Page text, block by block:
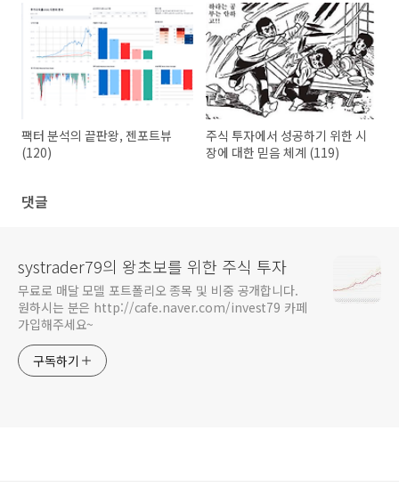
팩터 분석의 끝판왕, 젠포트뷰
(120)
주식 투자에서 성공하기 위한 시
장에 대한 믿음 체계 (119)
댓글
systrader79의 왕초보를 위한 주식 투자
무료로 매달 모델 포트폴리오 종목 및 비중 공개합니다.
원하시는 분은 http://cafe.naver.com/invest79 카페
가입해주세요~
구독하기